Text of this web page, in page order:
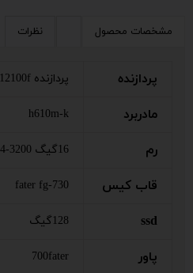
مشخصات محصول نظرات
پردازنده پردازنده i3-12100f
مادربرد h610m-k
رم 16گیگ ddr4-3200
قاب کیس fater fg-730
ssd 128گیگ
پاور 700fater